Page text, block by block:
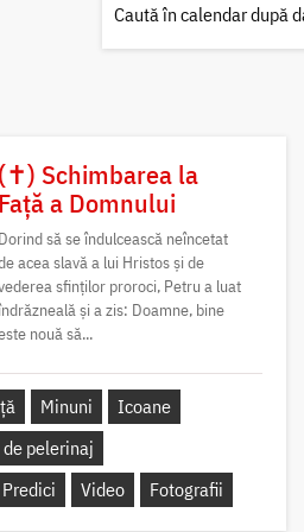
Caută în calendar după
(✝) Schimbarea la
Față a Domnului
Dorind să se îndulcească neîncetat
acea slavă a lui Hristos și de
sfinților proroci, Petru a luat
și a zis: Doamne, bine
nouă să...
Minuni
Icoane
de pelerinaj
Predici Video Fotografii